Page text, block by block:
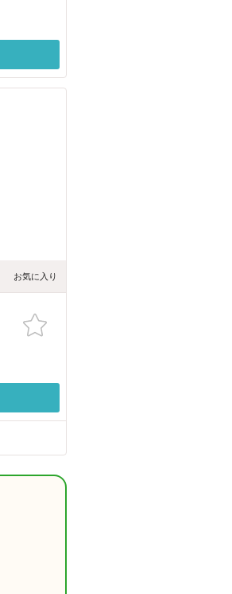
お気に入り